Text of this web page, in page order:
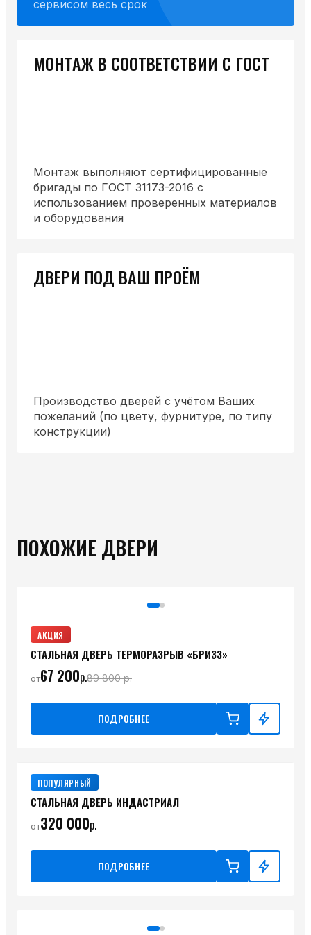
сервисом весь срок
МОНТАЖ В СООТВЕТСТВИИ С ГОСТ
Монтаж выполняют сертифицированные
бригады по ГОСТ 31173-2016 с
использованием проверенных материалов
и оборудования
ДВЕРИ ПОД ВАШ ПРОЁМ
Производство дверей с учётом Ваших
пожеланий (по цвету, фурнитуре, по типу
конструкции)
ПОХОЖИЕ ДВЕРИ
АКЦИЯ
СТАЛЬНАЯ ДВЕРЬ ТЕРМОРАЗРЫВ «БРИЗЗ»
от67 200р.89 800р.
ПОДРОБНЕЕ
ПОПУЛЯРНЫЙ
СТАЛЬНАЯ ДВЕРЬ ИНДАСТРИАЛ
от320 000р.
ПОДРОБНЕЕ